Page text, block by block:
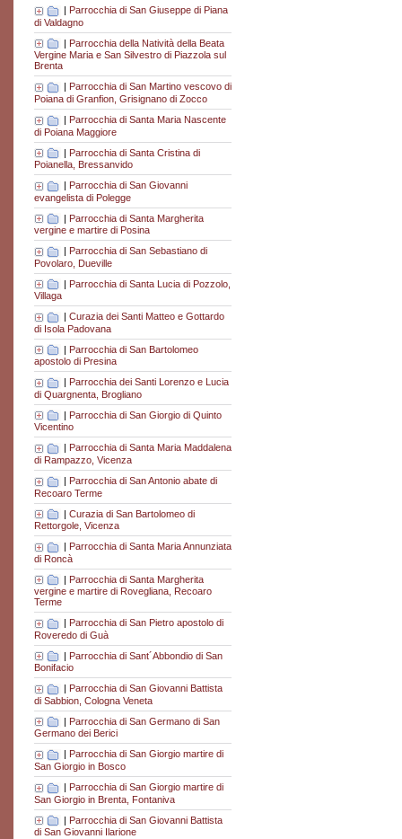
Parrocchia di San Giuseppe di Piana
di Valdagno
| Parrocchia della Natività della Beata
Vergine Maria e San Silvestro di Piazzola sul
Brenta
Parrocchia di San Martino vescovo di
Poiana di Granfion, Grisignano di Zocco
| Parrocchia di Santa Maria Nascente
di Poiana Maggiore
| Parrocchia di Santa Cristina di
Poianella, Bressanvido
| Parrocchia di San Giovanni
evangelista di Polegge
| Parrocchia di Santa Margherita
vergine e martire di Posina
Parrocchia di San Sebastiano di
Povolaro, Dueville
| Parrocchia di Santa Lucia di Pozzolo,
Villaga
Curazia dei Santi Matteo e Gottardo
di Isola Padovana
| Parrocchia di San Bartolomeo
apostolo di Presina
Parrocchia dei Santi Lorenzo e Lucia
di Quargnenta, Brogliano
| Parrocchia di San Giorgio di Quinto
Vicentino
Parrocchia di Santa Maria Maddalena
di Rampazzo, Vicenza
| Parrocchia di San Antonio abate di
Recoaro Terme
| Curazia di San Bartolomeo di
Rettorgole, Vicenza
| Parrocchia di Santa Maria Annunziata
di Roncà
| Parrocchia di Santa Margherita
vergine e martire di Rovegliana, Recoaro
Terme
Parrocchia di San Pietro apostolo di
Roveredo di Guà
| Parrocchia di Sant´Abbondio di San
Bonifacio
Parrocchia di San Giovanni Battista
di Sabbion, Cologna Veneta
| Parrocchia di San Germano di San
Germano dei Berici
Parrocchia di San Giorgio martire di
San Giorgio in Bosco
| Parrocchia di San Giorgio martire di
San Giorgio in Brenta, Fontaniva
| Parrocchia di San Giovanni Battista
di San Giovanni Ilarione